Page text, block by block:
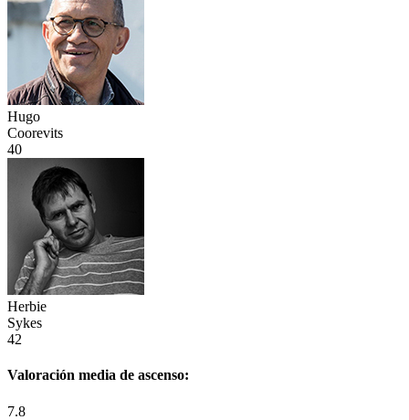
Hugo
Coorevits
40
Herbie
Sykes
42
Valoración media de ascenso:
7.8